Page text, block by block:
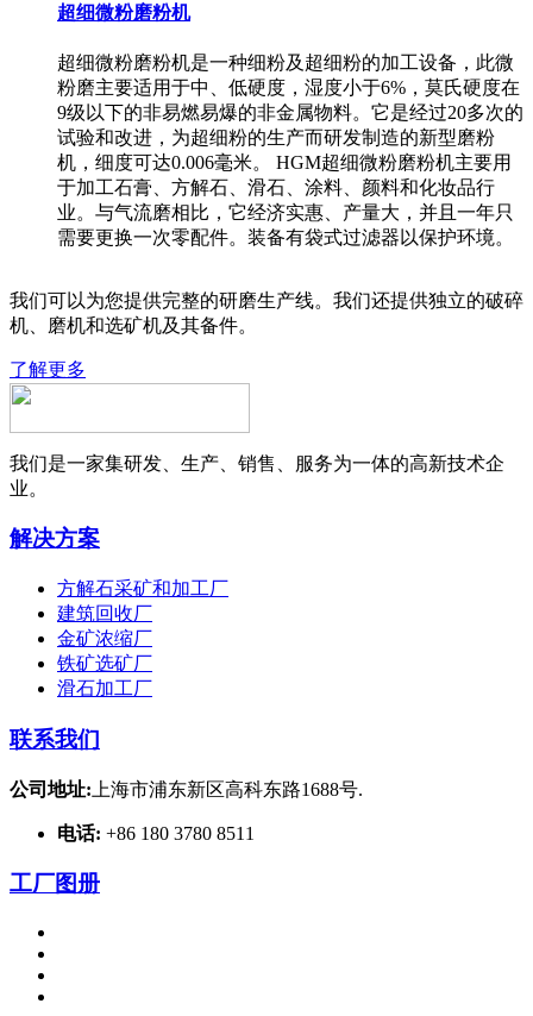
超细微粉磨粉机
超细微粉磨粉机是一种细粉及超细粉的加工设备，此微
粉磨主要适用于中、低硬度，湿度小于6%，莫氏硬度在
9级以下的非易燃易爆的非金属物料。它是经过20多次的
试验和改进，为超细粉的生产而研发制造的新型磨粉
机，细度可达0.006毫米。 HGM超细微粉磨粉机主要用
于加工石膏、方解石、滑石、涂料、颜料和化妆品行
业。与气流磨相比，它经济实惠、产量大，并且一年只
需要更换一次零配件。装备有袋式过滤器以保护环境。
我们可以为您提供完整的研磨生产线。我们还提供独立的破碎
机、磨机和选矿机及其备件。
了解更多
我们是一家集研发、生产、销售、服务为一体的高新技术企
业。
解决方案
方解石采矿和加工厂
建筑回收厂
金矿浓缩厂
铁矿选矿厂
滑石加工厂
联系我们
公司地址: 上海市浦东新区高科东路1688号.
电话: +86 180 3780 8511
工厂图册